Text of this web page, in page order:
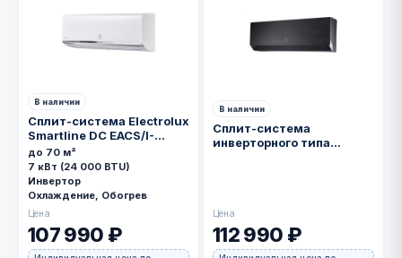
В наличии
Сплит-система Electrolux
Smartline DC EACS/I-
24HSM/N8_V3
до 70 м²
7 кВт (24 000 BTU)
Инвертор
Охлаждение, Обогрев
Цена
107 990 ₽
В наличии
Сплит-система
инверторного типа
Цена
112 990 ₽